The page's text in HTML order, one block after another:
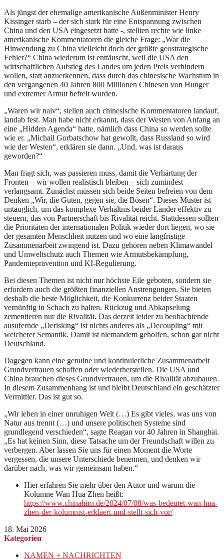
Als jüngst der ehemalige amerikanische Außenminister Henry
Kissinger starb – der sich stark für eine Entspannung zwischen
China und den USA eingesetzt hatte -, stellten rechte wie linke
amerikanische Kommentatoren die gleiche Frage: „War die
Hinwendung zu China vielleicht doch der größte geostrategische
Fehler?“ China wiederum ist enttäuscht, weil die USA den
wirtschaftlichen Aufstieg des Landes um jeden Preis verhindern
wollen, statt anzuerkennen, dass durch das chinesische Wachstum in
den vergangenen 40 Jahren 800 Millionen Chinesen von Hunger
und extremer Armut befreit wurden.
„Waren wir naiv“, stellen auch chinesische Kommentatoren landauf,
landab fest. Man habe nicht erkannt, dass der Westen von Anfang an
eine „Hidden Agenda“ hatte, nämlich dass China so werden sollte
wie er. „Michail Gorbatschow hat gewollt, dass Russland so wird
wie der Westen“, erklären sie dann. „Und, was ist daraus
geworden?“
Man fragt sich, was passieren muss, damit die Verhärtung der
Fronten – wir wollen realistisch bleiben – sich zumindest
verlangsamt. Zunächst müssen sich beide Seiten befreien von dem
Denken „Wir, die Guten, gegen sie, die Bösen“. Dieses Muster ist
untauglich, um das komplexe Verhältnis beider Länder effektiv zu
steuern, das von Partnerschaft bis Rivalität reicht. Stattdessen sollten
die Prioritäten der internationalen Politik wieder dort liegen, wo sie
der gesamten Menschheit nutzen und wo eine langfristige
Zusammenarbeit zwingend ist. Dazu gehören neben Klimawandel
und Umweltschutz auch Themen wie Armutsbekämpfung,
Pandemieprävention und KI-Regulierung.
Bei diesen Themen ist nicht nur höchste Eile geboten, sondern sie
erfordern auch die größten finanziellen Anstrengungen. Sie bieten
deshalb die beste Möglichkeit, die Konkurrenz beider Staaten
vernünftig in Schach zu halten. Rückzug und Abkapselung
zementieren nur die Rivalität. Das derzeit leider zu beobachtende
ausufernde „Derisking“ ist nichts anderes als „Decoupling“ mit
weicherer Semantik. Damit ist niemandem geholfen, schon gar nicht
Deutschland.
Dagegen kann eine genuine und kontinuierliche Zusammenarbeit
Grundvertrauen schaffen oder wiederherstellen. Die USA und
China brauchen dieses Grundvertrauen, um die Rivalität abzubauen.
In diesem Zusammenhang ist und bleibt Deutschland ein geschätzter
Vermittler. Das ist gut so.
„Wir leben in einer unruhigen Welt (…) Es gibt vieles, was uns von
Natur aus trennt (…) und unsere politischen Systeme sind
grundlegend verschieden“, sagte Reagan vor 40 Jahren in Shanghai.
„Es hat keinen Sinn, diese Tatsache um der Freundschaft willen zu
verbergen. Aber lassen Sie uns für einen Moment die Worte
vergessen, die unsere Unterschiede benennen, und denken wir
darüber nach, was wir gemeinsam haben.“
Hier erfahren Sie mehr über den Autor und warum die
Kolumne Wan Hua Zhen heißt:
https://www.chinahirn.de/2024/07/08/was-bedeutet-wan-hua-
zhen-der-kolumnist-erklaert-und-stellt-sich-vor/
18. Mai 2026
Kategorien
NAMEN + NACHRICHTEN